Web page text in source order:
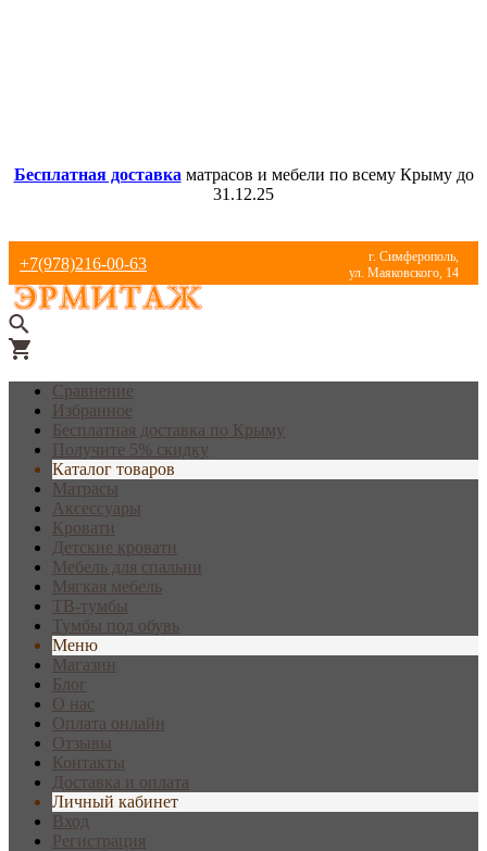
Бесплатная доставка матрасов и мебели по всему Крыму до
31.12.25
+7(978)216-00-63
г. Симферополь,
ул. Маяковского, 14
Сравнение
Избранное
Бесплатная доставка по Крыму
Получите 5% скидку
Каталог товаров
Матрасы
Аксессуары
Кровати
Детские кровати
Мебель для спальни
Мягкая мебель
ТВ-тумбы
Тумбы под обувь
Меню
Магазин
Блог
О нас
Оплата онлайн
Отзывы
Контакты
Доставка и оплата
Личный кабинет
Вход
Регистрация